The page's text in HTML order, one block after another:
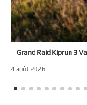
Grand Raid Kiprun 3
4 août 2026